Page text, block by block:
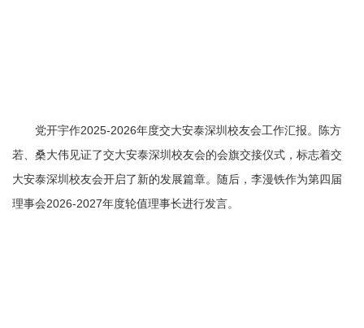
党开宇作2025-2026年度交大安泰深圳校友会工作汇报。陈方
若、桑大伟见证了交大安泰深圳校友会的会旗交接仪式，标志着交
大安泰深圳校友会开启了新的发展篇章。随后，李漫铁作为第四届
理事会2026-2027年度轮值理事长进行发言。